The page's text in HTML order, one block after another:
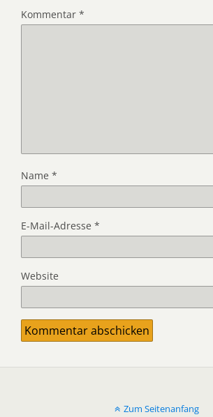
Kommentar *
Name *
E-Mail-Adresse *
Website
Zum Seitenanfang